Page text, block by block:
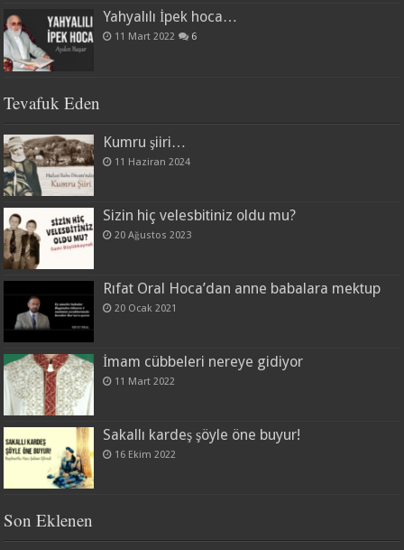
Yahyalılı İpek hoca…
11 Mart 2022 6
Tevafuk Eden
Kumru şiiri…
11 Haziran 2024
Sizin hiç velesbitiniz oldu mu?
20 Ağustos 2023
Rıfat Oral Hoca’dan anne babalara mektup
20 Ocak 2021
İmam cübbeleri nereye gidiyor
11 Mart 2022
Sakallı kardeş şöyle öne buyur!
16 Ekim 2022
Son Eklenen